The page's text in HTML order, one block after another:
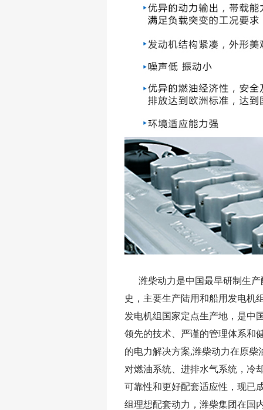
潍柴动力是中国最早研制生产
史，主要生产陆用和船用发电机
发电机组国家定点生产地，是中
领先的技术、严谨的管理体系和
的电力解决方案,潍柴动力在原
对燃油系统、进排水气系统，冷
可靠性和更好配套适应性，现已
组理想配套动力，潍柴集团在国